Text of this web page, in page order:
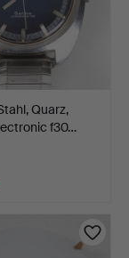
Quarz,
f30…